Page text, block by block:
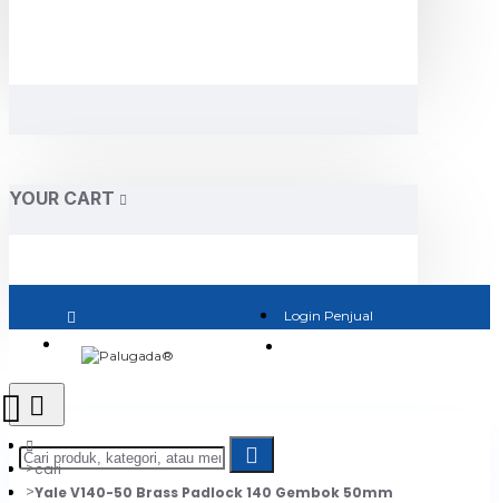
YOUR CART
Login Penjual
cari
Yale V140-50 Brass Padlock 140 Gembok 50mm